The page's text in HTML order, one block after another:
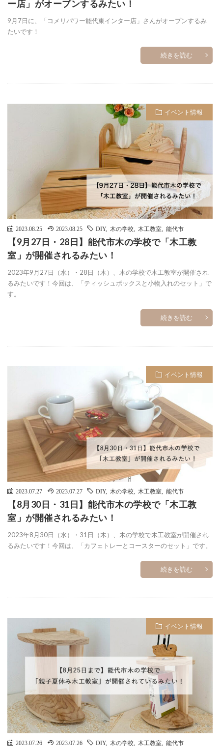
ー店」がオープンするみたい！
9月7日に、「コメリパワー能代東インター店」さんがオープンするみ
たいです！
続きを読む
イベント情報
2023.08.25 2023.08.25 DIY, 木の学校 木工教室 能代市
【9月27日・28日】能代市木の学校で「木工教
室」が開催されるみたい！
2023年9月27日（水）・28日（木）、木の学校で木工教室が開催され
るみたいです！今回は、「ティッシュボックスと小物入れのセット」で
す。
続きを読む
イベント情報
2023.07.27 2023.07.27 DIY, 木の学校 木工教室 能代市
【8月30日・31日】能代市木の学校で「木工教
室」が開催されるみたい！
2023年8月30日（水）・31日（木）、木の学校で木工教室が開催され
るみたいです！今回は、「カフェトレーとコースターのセット」です。
続きを読む
イベント情報
2023.07.26 2023.07.26 DIY, 木の学校 木工教室 能代市